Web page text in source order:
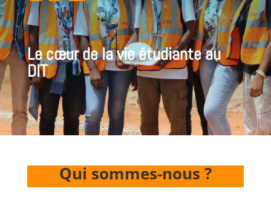
Le cœur de la vie étudiante au
DIT
Qui sommes-nous ?